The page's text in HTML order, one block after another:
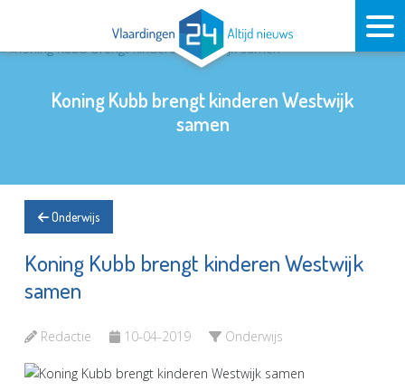
Koning Kubb brengt kinderen Westwijk
samen
Onderwijs
Koning Kubb brengt kinderen Westwijk
samen
Redactie 10-04-2019 Onderwijs